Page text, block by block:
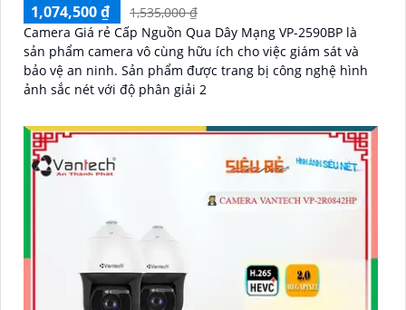
1,074,500 ₫
1,535,000 ₫
Camera Giá rẻ Cấp Nguồn Qua Dây Mạng VP-2590BP là
sản phẩm camera vô cùng hữu ích cho việc giám sát và
bảo vệ an ninh. Sản phẩm được trang bị công nghệ hình
ảnh sắc nét với độ phân giải 2